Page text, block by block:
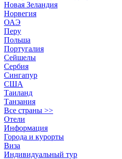
Новая Зеландия
Норвегия
ОАЭ
Перу
Польша
Португалия
Сейшелы
Сербия
Сингапур
США
Таиланд
Танзания
Все страны >>
Отели
Информация
Города и курорты
Виза
Индивидуальный тур